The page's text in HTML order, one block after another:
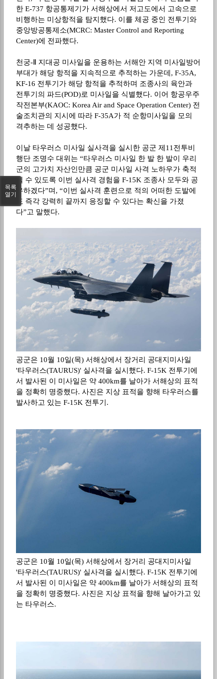
한E-737 항공통제기가 서해상에서 저고도에서 고속으로
비행하는 미상항적을 탐지했다. 이를 체공 중인 전투기와
중앙방공통제소(MCRC: Master Control and Reporting
Center)에 전파했다.
천궁-Ⅱ 지대공 미사일을 운용하는 서해안 지역 미사일방어
부대가 해당 항적을 지속적으로 추적하는 가운데, F-35A,
KF-16 전투기가 해당 항적을 추적하며 조종사의 육안과
전투기의 파드(POD)로 미사일을 식별했다. 이어 항공우주
작전본부(KAOC: Korea Air and Space Operation Center) 전
술조치관의 지시에 따라F-35A가 적 순항미사일을 모의
격추하는 데 성공했다.
이날 타우러스 미사일 실사격을 실시한 공군 제11 전투비
행단 조명수 대위는 “타우러스 미사일 한 발 한 발이 우리
군의 고가치 자산인만큼 공군 미사일 사격 노하우가 축적
될 수 있도록 이번 실사격 경험을 F-15K 조종사 모두와 공
유하겠다”며, “이번 실사격 훈련으로 적의 어떠한 도발에
도 즉각 강력히 끝까지 응징할 수 있다는 확신을 가졌
다”고 말했다.
공군은 10월 10일(목) 서해상에서 장거리 공대지미사일
'타우러스(TAURUS)' 실사격을 실시했다. F-15K 전투기에
서 발사된 이 미사일은 약 400km를 날아가 서해상의 표적
을 정확히 명중했다. 사진은 지상 표적을 향해 타우러스를
발사하고 있는 F-15K 전투기.
공군은 10월 10일(목) 서해상에서 장거리 공대지미사일
'타우러스(TAURUS)' 실사격을 실시했다. F-15K 전투기에
서 발사된 이 미사일은 약 400km를 날아가 서해상의 표적
을 정확히 명중했다. 사진은 지상 표적을 향해 날아가고 있
는 타우러스.
목록
열기